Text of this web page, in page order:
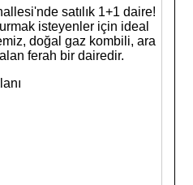
satılık 1+1 daire!
isteyenler için ideal
doğal gaz kombili, ara
ferah bir dairedir.